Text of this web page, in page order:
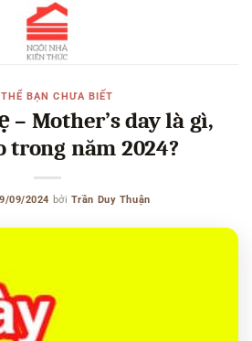
BẠN CHƯA BIẾT
– Mother’s day là gì,
trong năm 2024?
09/2024 bởi Trần Duy Thuận